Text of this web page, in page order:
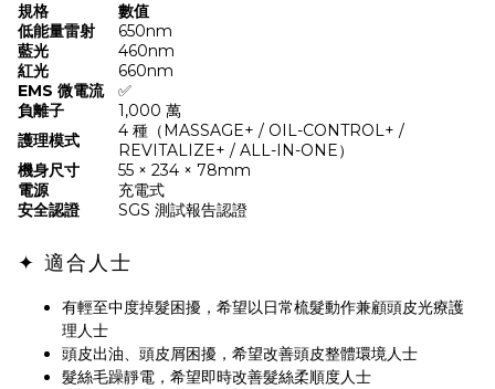
規格
數值
低能量雷射
650nm
藍光
460nm
紅光
660nm
EMS 微電流
✅
負離子
1,000 萬
護理模式
4 種（MASSAGE+ / OIL-CONTROL+ /
REVITALIZE+ / ALL-IN-ONE）
機身尺寸
55 × 234 × 78mm
電源
充電式
安全認證
SGS 測試報告認證
✦ 適合人士
有輕至中度掉髮困擾，希望以日常梳髮動作兼顧頭皮光療護
理人士
頭皮出油、頭皮屑困擾，希望改善頭皮整體環境人士
髮絲毛躁靜電，希望即時改善髮絲柔順度人士